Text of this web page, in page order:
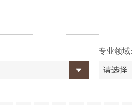
专业领域:
请选择